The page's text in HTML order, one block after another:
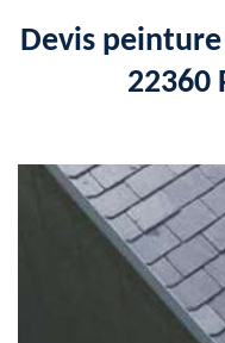
Devis
22360